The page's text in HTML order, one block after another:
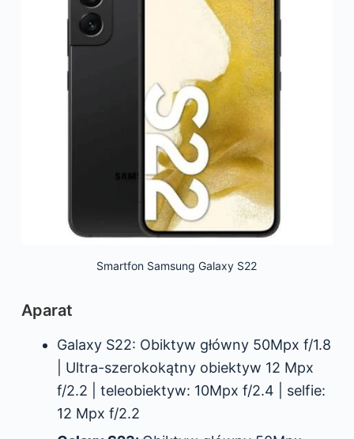
Smartfon Samsung Galaxy S22
Aparat
Galaxy S22: Obiktyw główny 50Mpx f/1.8
| Ultra-szerokokątny obiektyw 12 Mpx
f/2.2 | teleobiektyw: 10Mpx f/2.4 | selfie:
12 Mpx f/2.2